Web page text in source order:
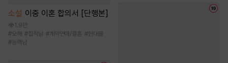
소설 이중 이혼 합의서 [단행본]
1.9만
#오해 #집착남 # 계약연애/결혼 #현대물
#능력남